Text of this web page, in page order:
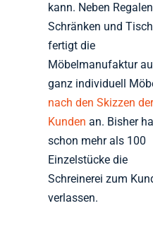
kann. Neben
Schränken und
fertigt die
Möbelmanufaktur
ganz individuell
nach den Skizzen
Kunden an. Bisher
schon mehr als 100
Einzelstücke die
Schreinerei zum
verlassen.